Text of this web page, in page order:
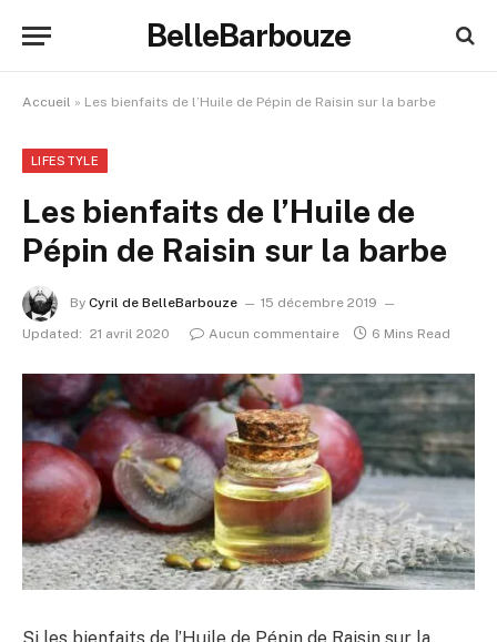
BelleBarbouze
Accueil » Les bienfaits de l’Huile de Pépin de Raisin sur la barbe
LIFESTYLE
Les bienfaits de l’Huile de
Pépin de Raisin sur la barbe
By Cyril de BelleBarbouze
15 décembre 2019
Updated: 21 avril 2020 Aucun commentaire 6 Mins Read